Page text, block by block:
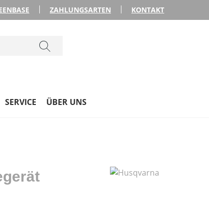
ZAHLUNGSARTEN KONTAKT
SERVICE ÜBER UNS